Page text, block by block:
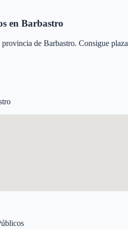
en Barbastro
provincia de Barbastro. Consigue